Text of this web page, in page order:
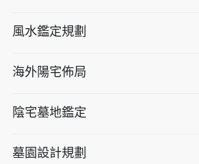
風水鑑定規劃
海外陽宅佈局
陰宅墓地鑑定
墓園設計規劃